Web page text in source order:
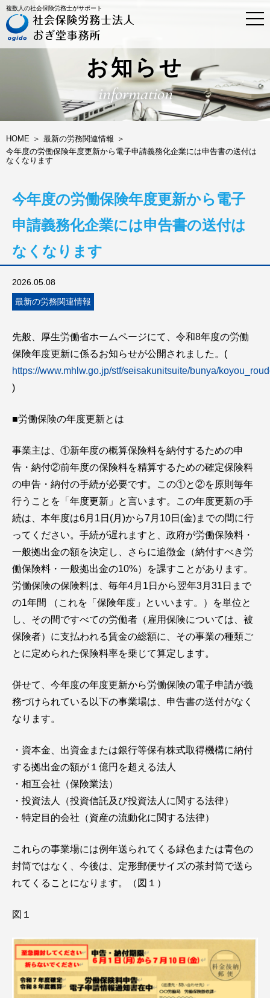
複数人の社会保険労務士がサポート
t
o
g
n
a
v
i
t
i
お知らせ
information
HOME
最新の労務関連情報
今年度の労働保険年度更新から電子申請義務化企業には申告書の送付は
なくなります
今年度の労働保険年度更新から電子
申請義務化企業には申告書の送付は
なくなります
2026.05.08
最新の労務関連情報
先般、厚生労働省ホームページにて、令和8年度の労働
保険年度更新に係るお知らせが公開されました。(
https://www.mhlw.go.jp/stf/seisakunitsuite/bunya/
)
■労働保険の年度更新とは
事業主は、①新年度の概算保険料を納付するための申
告・納付②前年度の保険料を精算するための確定保険料
の申告・納付の手続が必要です。この①と②を原則毎年
行うことを「年度更新」と言います。この年度更新の手
続は、本年度は6月1日(月)から7月10日(金)までの間に行
ってください。手続が遅れますと、政府が労働保険料・
一般拠出金の額を決定し、さらに追徴金（納付すべき労
働保険料・一般拠出金の10%）を課すことがあります。
労働保険の保険料は、毎年4月1日から翌年3月31日まで
の1年間 （これを「保険年度」といいます。）を単位と
し、その間ですべての労働者（雇用保険については、被
保険者）に支払われる賃金の総額に、その事業の種類ご
とに定められた保険料率を乗じて算定します。
併せて、今年度の年度更新から労働保険の電子申請が義
務づけられている以下の事業場は、申告書の送付がなく
なります。
・資本金、出資金または銀行等保有株式取得機構に納付
する拠出金の額が１億円を超える法人
・相互会社（保険業法）
・投資法人（投資信託及び投資法人に関する法律）
・特定目的会社（資産の流動化に関する法律）
これらの事業場には例年送られてくる緑色または青色の
封筒ではなく、今後は、定形郵便サイズの茶封筒で送ら
れてくることになります。（図１）
図１